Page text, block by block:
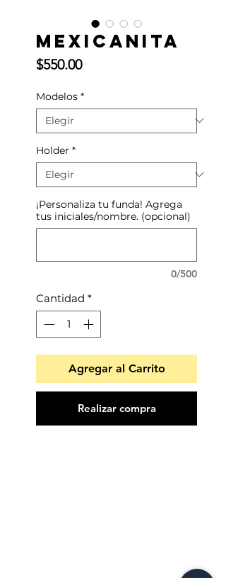
Mexicanita
$550.00Precio
Modelos *
Holder *
¡Personaliza tu funda! Agrega
tus iniciales/nombre. (opcional)
0/500
Cantidad *
Agregar al Carrito
Realizar compra